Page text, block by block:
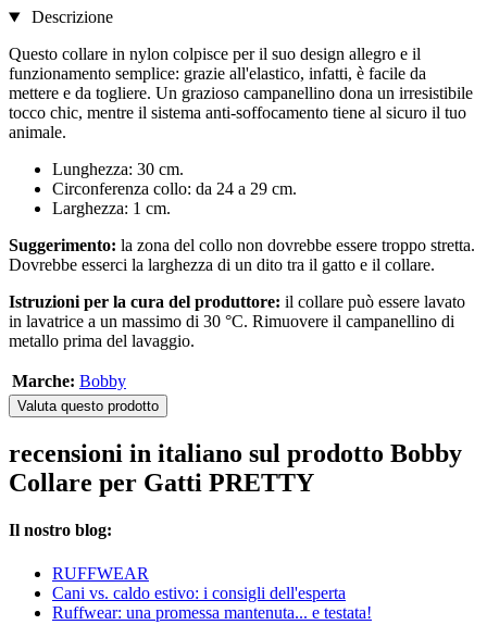
Descrizione
Questo collare in nylon colpisce per il suo design allegro e il
funzionamento semplice: grazie all'elastico, infatti, è facile da
mettere e da togliere. Un grazioso campanellino dona un irresistibile
tocco chic, mentre il sistema anti-soffocamento tiene al sicuro il tuo
animale.
Lunghezza: 30 cm.
Circonferenza collo: da 24 a 29 cm.
Larghezza: 1 cm.
Suggerimento: la zona del collo non dovrebbe essere troppo stretta.
Dovrebbe esserci la larghezza di un dito tra il gatto e il collare.
Istruzioni per la cura del produttore: il collare può essere lavato
in lavatrice a un massimo di 30 °C. Rimuovere il campanellino di
metallo prima del lavaggio.
Marche: Bobby
Valuta questo prodotto
recensioni in italiano sul prodotto Bobby
Collare per Gatti PRETTY
Il nostro blog:
RUFFWEAR
Cani vs. caldo estivo: i consigli dell'esperta
Ruffwear: una promessa mantenuta... e testata!